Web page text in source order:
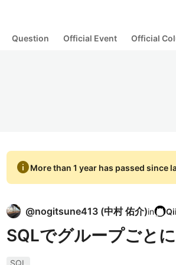
Question Official Event Official
infoMore than 1 year has passed since
@nogitsune413 (中村 佑介)in
SQLでグループごと
SQL